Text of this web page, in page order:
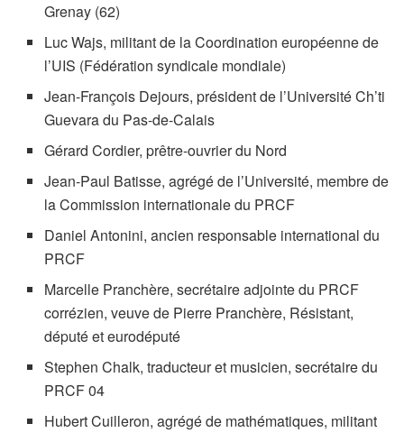
Grenay (62)
Luc Wajs, militant de la Coordination européenne de
l’UIS (Fédération syndicale mondiale)
Jean-François Dejours, président de l’Université Ch’ti
Guevara du Pas-de-Calais
Gérard Cordier, prêtre-ouvrier du Nord
Jean-Paul Batisse, agrégé de l’Université, membre de
la Commission internationale du PRCF
Daniel Antonini, ancien responsable international du
PRCF
Marcelle Pranchère, secrétaire adjointe du PRCF
corrézien, veuve de Pierre Pranchère, Résistant,
député et eurodéputé
Stephen Chalk, traducteur et musicien, secrétaire du
PRCF 04
Hubert Cuilleron, agrégé de mathématiques, militant